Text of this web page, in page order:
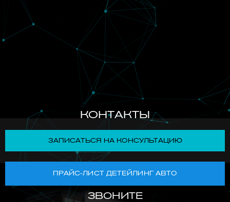
КОНТАКТЫ
ЗАПИСАТЬСЯ НА КОНСУЛЬТАЦИЮ
ПРАЙС-ЛИСТ ДЕТЕЙЛИНГ АВТО
ЗВОНИТЕ